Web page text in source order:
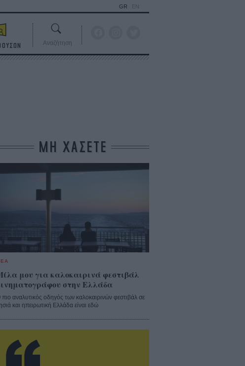
GR EN
Αναζήτηση
ΜΗ ΧΑΣΕΤΕ
μου για καλοκαιρινά φεστιβάλ
στην Ελλάδα
αναλυτικός οδηγός των καλοκαιρινών φεστιβάλ σε
και ηπειρωτική Ελλάδα είναι εδώ